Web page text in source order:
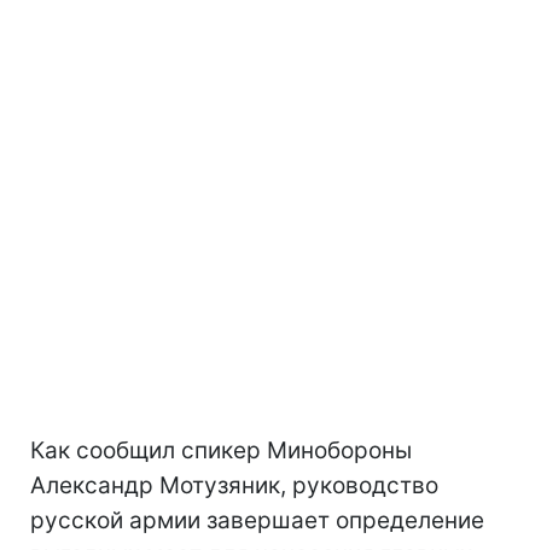
Как сообщил спикер Минобороны
Александр Мотузяник, руководство
русской армии завершает определение